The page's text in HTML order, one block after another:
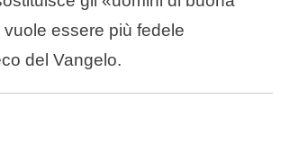
essere più fedele
del Vangelo.